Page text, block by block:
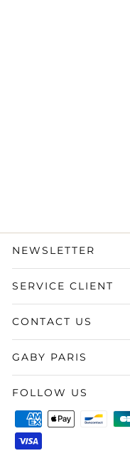
NEWSLETTER
SERVICE CLIENT
CONTACT US
GABY PARIS
FOLLOW US